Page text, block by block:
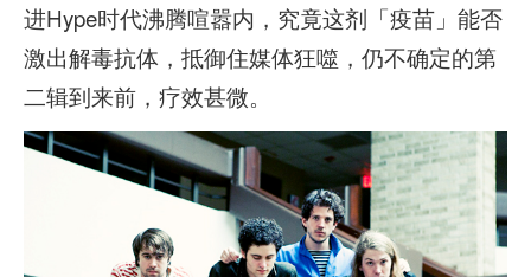
进Hype时代沸腾喧嚣内，究竟这剂「疫苗」能否
激出解毒抗体，抵御住媒体狂噬，仍不确定的第
二辑到来前，疗效甚微。